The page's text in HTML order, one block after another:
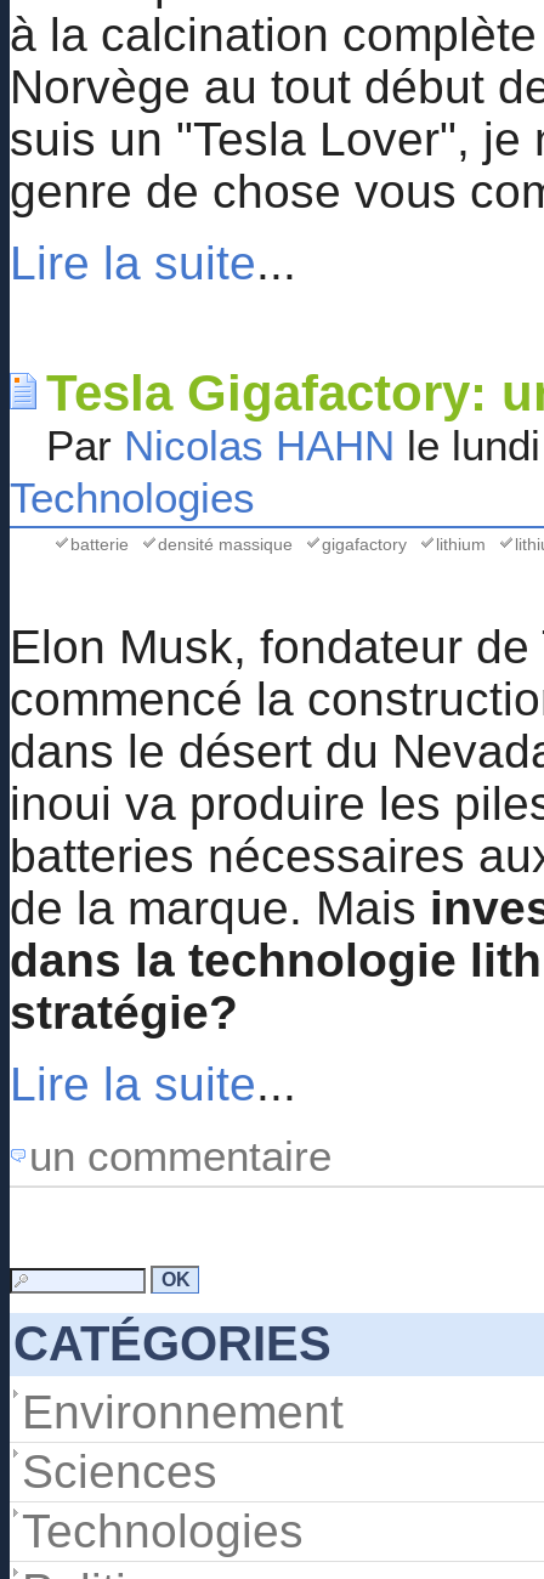
à la calcination
Norvège au tout début
suis un "Tesla Lover",
genre de chose vous
Lire la suite...
Tesla Gigafactory:
Par Nicolas HAHN le
Technologies
batterie densité massique gigafactory lithium
Elon Musk, fondateur
commencé la
dans le désert du
inoui va produire les
batteries nécessaires
de la marque. Mais
dans la technologie
stratégie?
Lire la suite...
un commentaire
CATÉGORIES
Environnement
Sciences
Technologies